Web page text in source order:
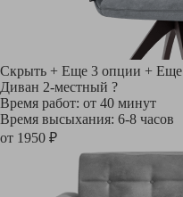
Скрыть + Еще 3 опции +
Диван 2-местный ?
Время работ: от 40 минут
Время высыхания: 6-8 часов
от 1950 ₽